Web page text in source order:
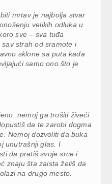
mrtav je najbolja stvar
velikih odluka u
sve – sva tuđa
strah od sramote i
sklone sa puta kada
samo ono što je
nemoj ga trošiti živeći
da te zarobi dogma
Nemoj dozvoliti da buka
unutrašnji glas. I
da pratiš svoje srce i
znaju šta zaista želiš da
na drugo mesto.